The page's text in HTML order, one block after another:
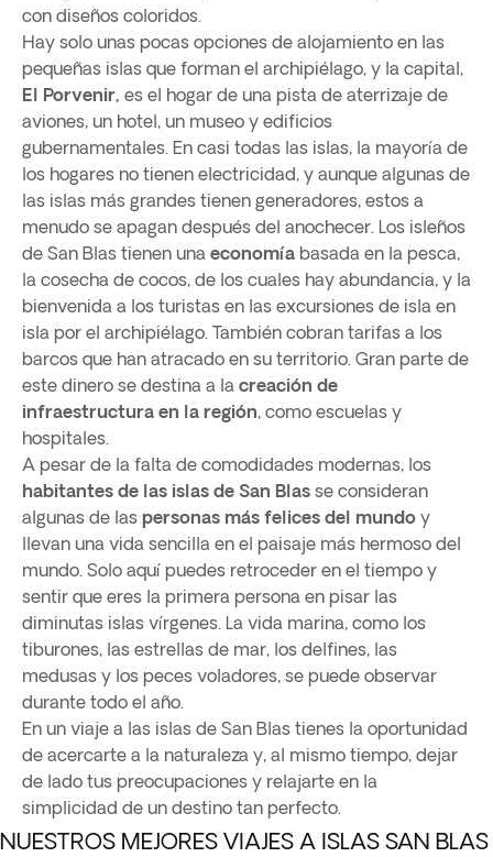
con diseños coloridos.
Hay solo unas pocas opciones de alojamiento en las
pequeñas islas que forman el archipiélago, y la capital,
El Porvenir, es el hogar de una pista de aterrizaje de
aviones, un hotel, un museo y edificios
gubernamentales. En casi todas las islas, la mayoría de
los hogares no tienen electricidad, y aunque algunas de
las islas más grandes tienen generadores, estos a
menudo se apagan después del anochecer. Los isleños
de San Blas tienen una economía basada en la pesca,
la cosecha de cocos, de los cuales hay abundancia, y la
bienvenida a los turistas en las excursiones de isla en
isla por el archipiélago. También cobran tarifas a los
barcos que han atracado en su territorio. Gran parte de
este dinero se destina a la creación de
infraestructura en la región, como escuelas y
hospitales.
A pesar de la falta de comodidades modernas, los
habitantes de las islas de San Blas se consideran
algunas de las personas más felices del mundo y
llevan una vida sencilla en el paisaje más hermoso del
mundo. Solo aquí puedes retroceder en el tiempo y
sentir que eres la primera persona en pisar las
diminutas islas vírgenes. La vida marina, como los
tiburones, las estrellas de mar, los delfines, las
medusas y los peces voladores, se puede observar
durante todo el año.
En un viaje a las islas de San Blas tienes la oportunidad
de acercarte a la naturaleza y, al mismo tiempo, dejar
de lado tus preocupaciones y relajarte en la
simplicidad de un destino tan perfecto.
NUESTROS MEJORES VIAJES A ISLAS SAN BLAS